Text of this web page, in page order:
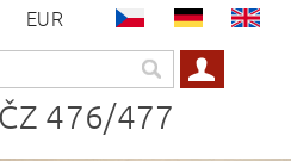
EUR
476/477